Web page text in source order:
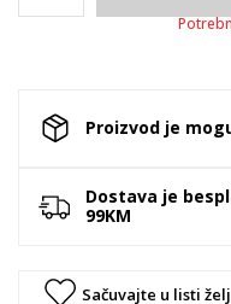
Proizvod je
Dostava je
99KM
Sačuvajte u listi